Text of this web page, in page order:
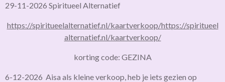
29-11-2026 Spiritueel Alternatief
https://spiritueelalternatief.nl/kaartverkoop/https://spiritueel
alternatief.nl/kaartverkoop/
korting code: GEZINA
6-12-2026 Aisa als kleine verkoop, heb je iets gezien op